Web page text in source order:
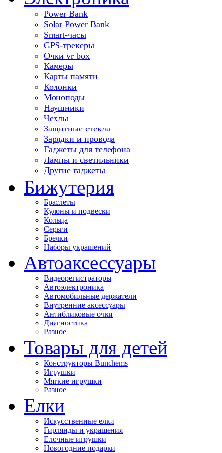
Power Bank
Solar Power Bank
Smart-часы
GPS-трекеры
Очки vr box
Камеры
Карты памяти
Колонки
Моноподы
Наушники
Чехлы
Защитные стекла
Зарядки и провода
Гаджеты для телефона
Лампы и светильники
Другие гаджеты
Бижутерия
Браслеты
Кулоны и подвески
Кольца
Серьги
Брелки
Наборы украшений
Автоаксессуары
Видеорегистраторы
Автоэлектроника
Автомобильные держатели
Внутренние аксессуары
Антибликовые очки
Диагностика
Разное
Товары для детей
Конструкторы Bunchems
Игрушки
Мягкие игрушки
Разное
Елки
Искусственные елки
Гирлянды и украшения
Елочные игрушки
Новогодние подарки